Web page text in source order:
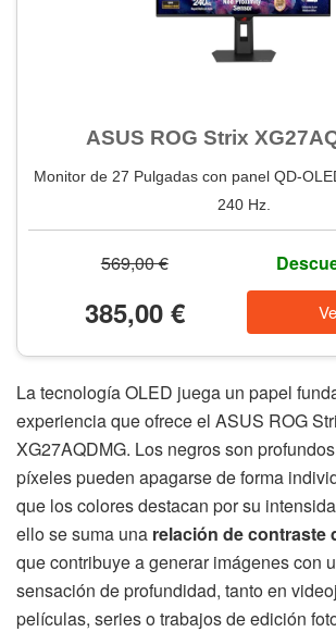
ASUS ROG Strix
Monitor de 27 Pulgadas con panel QD-
240 Hz.
569,00 €
385,00 €
La tecnología OLED juega un papel
experiencia que ofrece el ASUS ROG
XG27AQDMG. Los negros son
píxeles pueden apagarse de forma
que los colores destacan por su
ello se suma una relación de contraste
que contribuye a generar imágenes con
sensación de profundidad, tanto en
películas, series o trabajos de edición